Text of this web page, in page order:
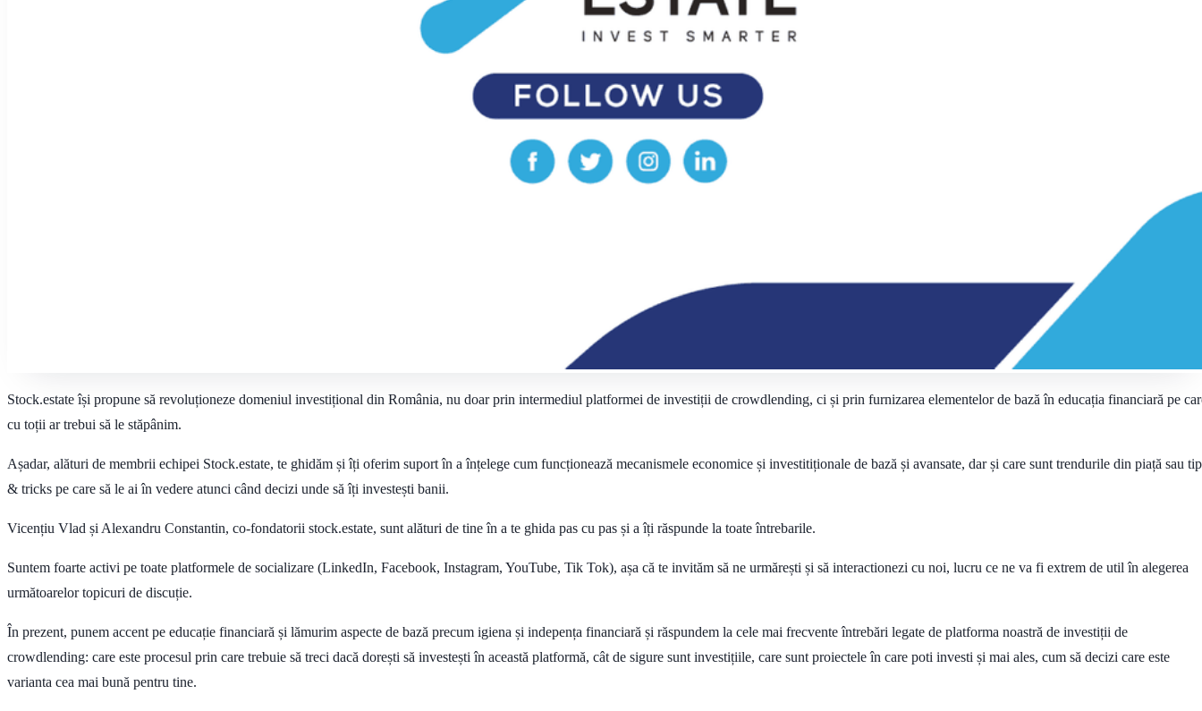
Stock.estate își propune să revoluționeze domeniul investițional din România, nu doar prin intermediul platformei de investiții de crowdlending, ci și prin furnizarea elementelor de bază în educația financiară pe
cu toții ar trebui să le stăpânim.
Așadar, alături de membrii echipei Stock.estate, te ghidăm și îți oferim suport în a înțelege cum funcționează mecanismele economice și investitiționale de bază și avansate, dar și care sunt trendurile din piață sau
& tricks pe care să le ai în vedere atunci când decizi unde să îți investești banii.
Vicențiu Vlad și Alexandru Constantin, co-fondatorii stock.estate, sunt alături de tine în a te ghida pas cu pas și a îți răspunde la toate întrebarile.
Suntem foarte activi pe toate platformele de socializare (LinkedIn, Facebook, Instagram, YouTube, Tik Tok), așa că te invităm să ne urmărești și să interactionezi cu noi, lucru ce ne va fi extrem de util în alegerea
următoarelor topicuri de discuție.
În prezent, punem accent pe educație financiară și lămurim aspecte de bază precum igiena și indepența financiară și răspundem la cele mai frecvente întrebări legate de platforma noastră de investiții de
crowdlending: care este procesul prin care trebuie să treci dacă dorești să investești în această platformă, cât de sigure sunt investițiile, care sunt proiectele în care poti investi și mai ales, cum să decizi care este
varianta cea mai bună pentru tine.